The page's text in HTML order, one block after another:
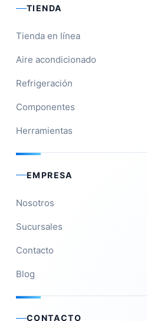
TIENDA
Tienda en línea
Aire acondicionado
Refrigeración
Componentes
Herramientas
EMPRESA
Nosotros
Sucursales
Contacto
Blog
CONTACTO